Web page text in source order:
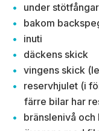
under
bakom
inuti
däckens skick
vingens skick
reservhjulet (i
färre bilar har
bränslenivå